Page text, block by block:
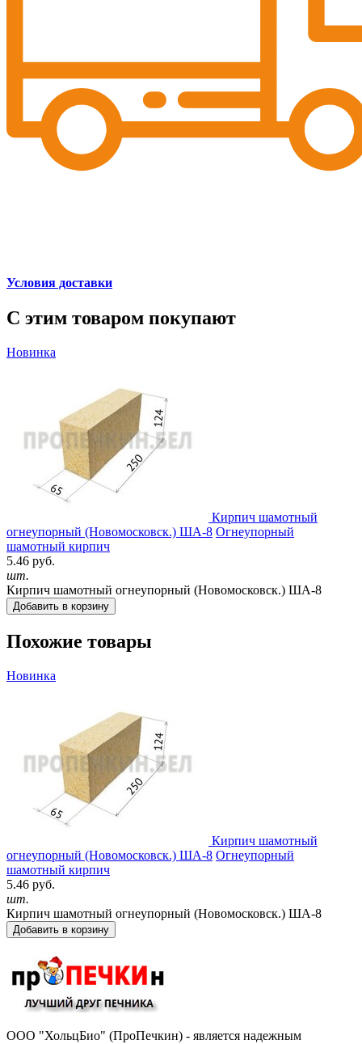
Условия доставки
С этим товаром покупают
Новинка
Кирпич шамотный
огнеупорный (Новомосковск.) ША-8 Огнеупорный
шамотный кирпич
5.46 руб.
шт.
Кирпич шамотный огнеупорный (Новомосковск.) ША-8
Добавить в корзину
Похожие товары
Новинка
Кирпич шамотный
огнеупорный (Новомосковск.) ША-8 Огнеупорный
шамотный кирпич
5.46 руб.
шт.
Кирпич шамотный огнеупорный (Новомосковск.) ША-8
Добавить в корзину
ООО "ХольцБио" (ПроПечкин) - является надежным